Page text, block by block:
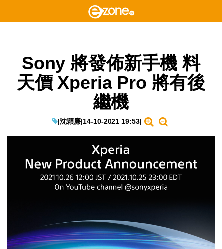
Sony 將發佈新手機 料
天價 Xperia Pro 將有後
繼機
|沈穎廉|14-10-2021 19:53|